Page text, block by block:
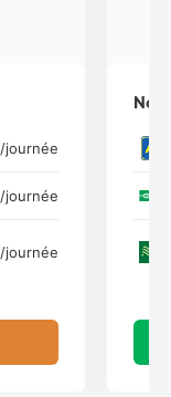
/journée
/journée
/journée
Nos